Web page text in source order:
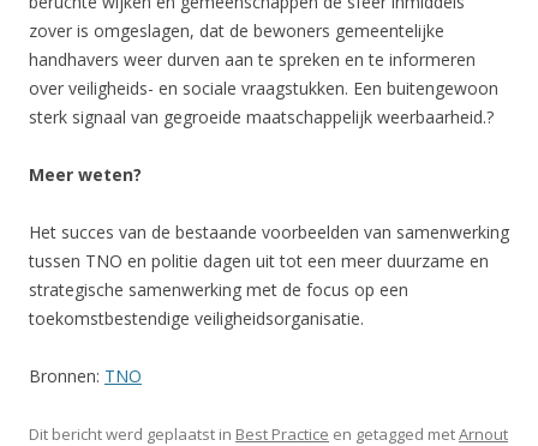
zover is omgeslagen, dat de bewoners gemeentelijke
handhavers weer durven aan te spreken en te informeren
over veiligheids- en sociale vraagstukken. Een buitengewoon
sterk signaal van gegroeide maatschappelijk weerbaarheid.?
Meer weten?
Het succes van de bestaande voorbeelden van samenwerking
tussen TNO en politie dagen uit tot een meer duurzame en
strategische samenwerking met de focus op een
toekomstbestendige veiligheidsorganisatie.
Bronnen: TNO
Dit bericht werd geplaatst in Best Practice en getagged metArnout